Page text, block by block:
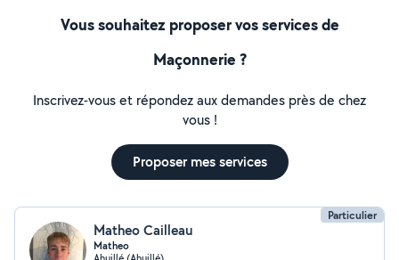
Vous souhaitez proposer vos services de
Maçonnerie ?
Inscrivez-vous et répondez aux demandes près de chez
vous !
Proposer mes services
Particulier
Matheo Cailleau
Matheo